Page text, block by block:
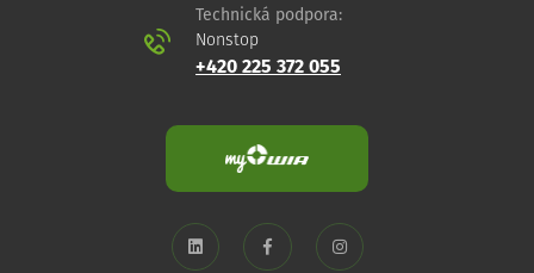
Technická podpora:
Nonstop
+420 225 372 055